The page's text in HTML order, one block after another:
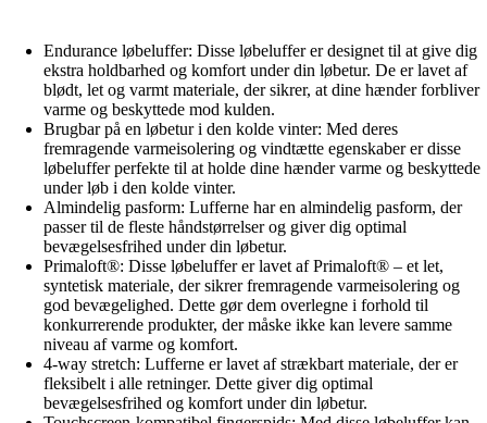
Endurance løbeluffer: Disse løbeluffer er designet til at give dig
ekstra holdbarhed og komfort under din løbetur. De er lavet af
blødt, let og varmt materiale, der sikrer, at dine hænder forbliver
varme og beskyttede mod kulden.
Brugbar på en løbetur i den kolde vinter: Med deres
fremragende varmeisolering og vindtætte egenskaber er disse
løbeluffer perfekte til at holde dine hænder varme og beskyttede
under løb i den kolde vinter.
Almindelig pasform: Lufferne har en almindelig pasform, der
passer til de fleste håndstørrelser og giver dig optimal
bevægelsesfrihed under din løbetur.
Primaloft®: Disse løbeluffer er lavet af Primaloft® – et let,
syntetisk materiale, der sikrer fremragende varmeisolering og
god bevægelighed. Dette gør dem overlegne i forhold til
konkurrerende produkter, der måske ikke kan levere samme
niveau af varme og komfort.
4-way stretch: Lufferne er lavet af strækbart materiale, der er
fleksibelt i alle retninger. Dette giver dig optimal
bevægelsesfrihed og komfort under din løbetur.